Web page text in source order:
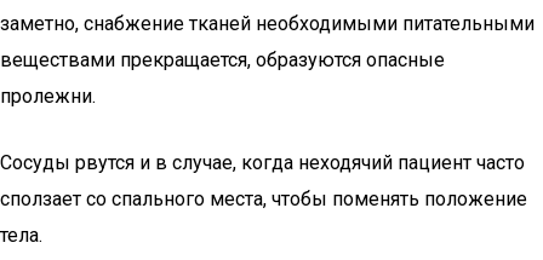
заметно, снабжение тканей необходимыми питательными
веществами прекращается, образуются опасные
пролежни.
Сосуды рвутся и в случае, когда неходячий пациент часто
сползает со спального места, чтобы поменять положение
тела.